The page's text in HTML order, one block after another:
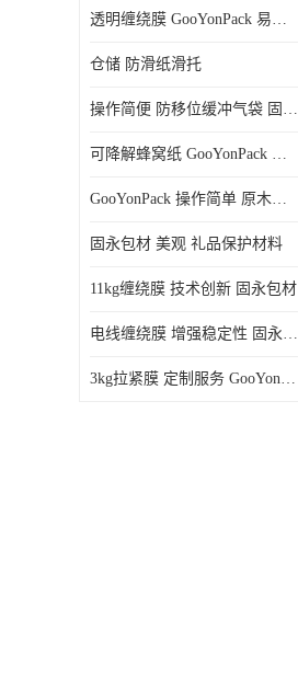
透明缠绕膜 GooYonPack 易撕扯不残留
仓储 防滑纸滑托
操作简便 防移位缓冲气袋 固永包材
可降解蜂窝纸 GooYonPack 循环使用
GooYonPack 操作简单 原木浆蜂巢网格纸
固永包材 美观 礼品保护材料
11kg缠绕膜 技术创新 固永包材
电线缠绕膜 增强稳定性 固永包材
3kg拉紧膜 定制服务 GooYonPack